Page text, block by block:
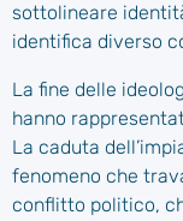
sottolineare
identifica diverso
La fine delle
hanno
La caduta
fenomeno che
conflitto politico,